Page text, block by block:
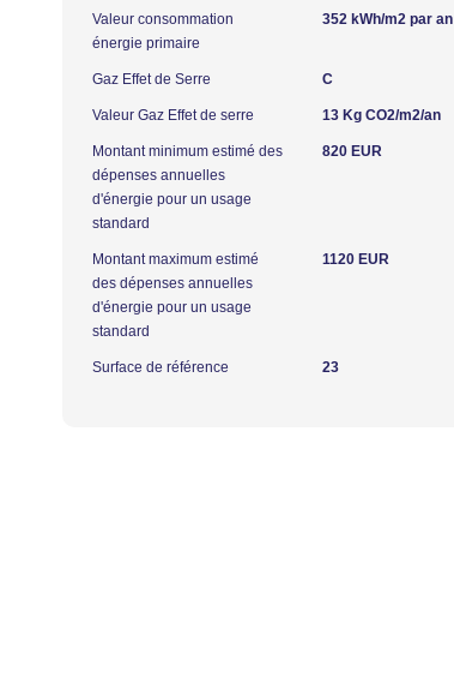
Valeur consommation
énergie primaire
352 kWh/m2 par an
Gaz Effet de Serre C
Valeur Gaz Effet de serre 13 Kg CO2/m2/an
Montant minimum estimé des
dépenses annuelles
d'énergie pour un usage
standard
820 EUR
Montant maximum estimé
des dépenses annuelles
d'énergie pour un usage
standard
1120 EUR
Surface de référence 23